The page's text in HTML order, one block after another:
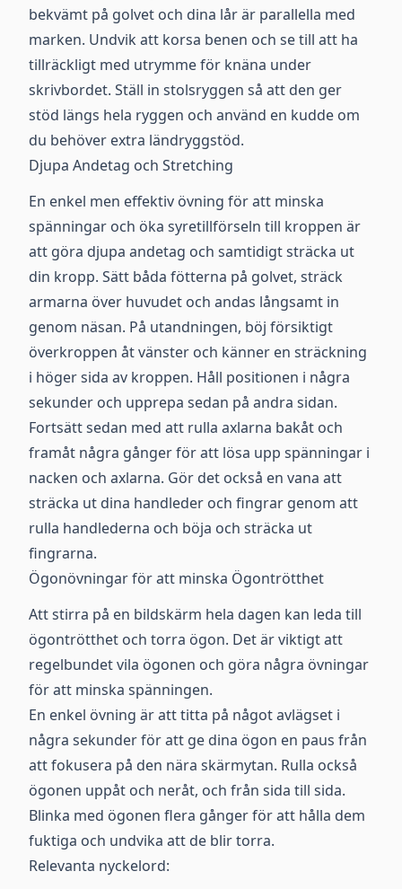
bekvämt på golvet och dina lår är parallella med
marken. Undvik att korsa benen och se till att ha
tillräckligt med utrymme för knäna under
skrivbordet. Ställ in stolsryggen så att den ger
stöd längs hela ryggen och använd en kudde om
du behöver extra ländryggstöd.
Djupa Andetag och Stretching
En enkel men effektiv övning för att minska
spänningar och öka syretillförseln till kroppen är
att göra djupa andetag och samtidigt sträcka ut
din kropp. Sätt båda fötterna på golvet, sträck
armarna över huvudet och andas långsamt in
genom näsan. På utandningen, böj försiktigt
överkroppen åt vänster och känner en sträckning
i höger sida av kroppen. Håll positionen i några
sekunder och upprepa sedan på andra sidan.
Fortsätt sedan med att rulla axlarna bakåt och
framåt några gånger för att lösa upp spänningar i
nacken och axlarna. Gör det också en vana att
sträcka ut dina handleder och fingrar genom att
rulla handlederna och böja och sträcka ut
fingrarna.
Ögonövningar för att minska Ögontrötthet
Att stirra på en bildskärm hela dagen kan leda till
ögontrötthet och torra ögon. Det är viktigt att
regelbundet vila ögonen och göra några övningar
för att minska spänningen.
En enkel övning är att titta på något avlägset i
några sekunder för att ge dina ögon en paus från
att fokusera på den nära skärmytan. Rulla också
ögonen uppåt och neråt, och från sida till sida.
Blinka med ögonen flera gånger för att hålla dem
fuktiga och undvika att de blir torra.
Relevanta nyckelord: